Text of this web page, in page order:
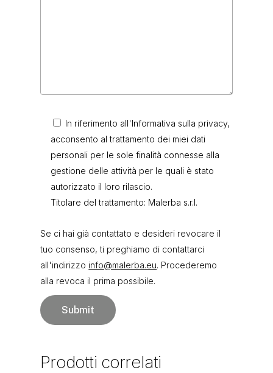
In riferimento all'Informativa sulla privacy,
acconsento al trattamento dei miei dati
personali per le sole finalità connesse alla
gestione delle attività per le quali è stato
autorizzato il loro rilascio.
Titolare del trattamento: Malerba s.r.l.
Se ci hai già contattato e desideri revocare il
tuo consenso, ti preghiamo di contattarci
all'indirizzo info@malerba.eu. Procederemo
alla revoca il prima possibile.
Prodotti correlati